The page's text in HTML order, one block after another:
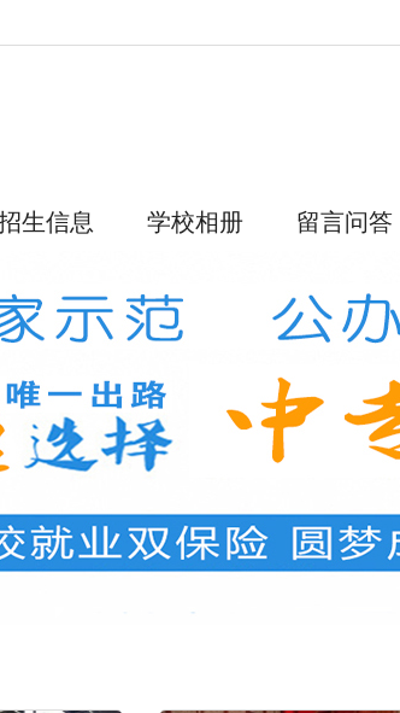
生信息 学校相册 留言问答